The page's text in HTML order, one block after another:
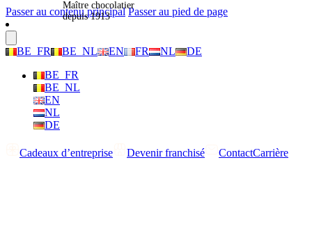
Passer au contenu principal Passer au pied de page
BE_FR BE_NL EN FR NL
DE
BE_FR
BE_NL
EN
NL
DE
Cadeaux d’entreprise Devenir franchisé ContactCarrière
Maître chocolatier
depuis 1913